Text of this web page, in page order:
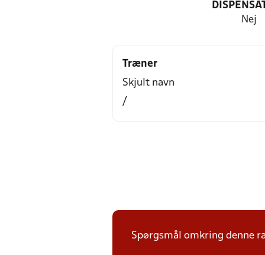
Nej
Træner
Skjult navn
/
Spørgsmål omkring denne